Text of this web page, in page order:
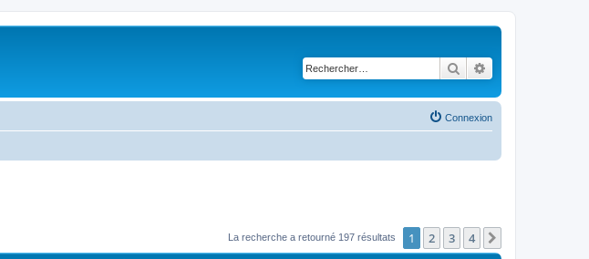
Rechercher
Connexion
La recherche a retourné 197 résultats 1 2 3 4